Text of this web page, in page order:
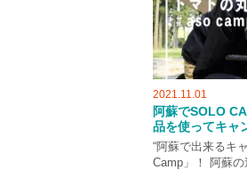
2021.11.01
阿蘇でSOLO
品を使ってキャ
“阿蘇で出来るキ
Camp」！ 阿蘇